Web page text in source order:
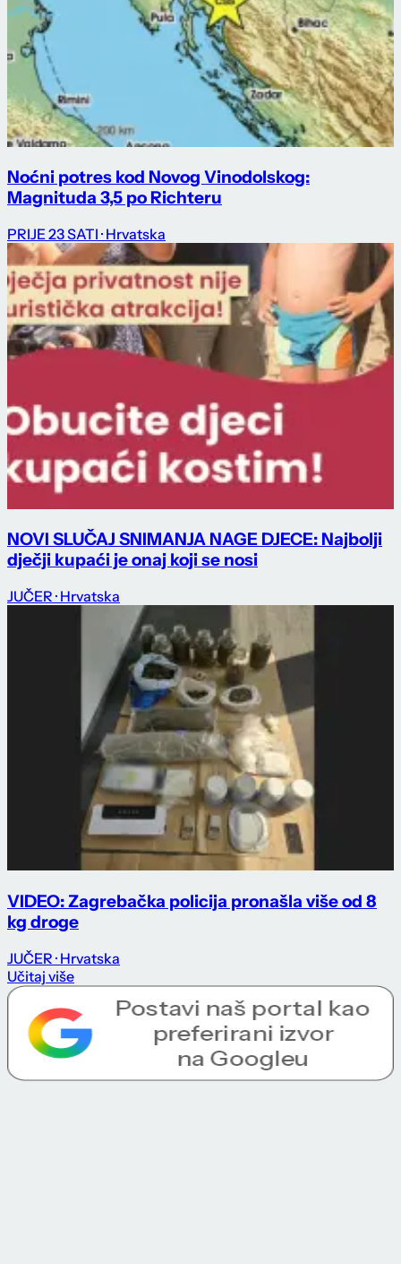
Noćni potres kod Novog Vinodolskog:
Magnituda 3,5 po Richteru
PRIJE 23 SATI · Hrvatska
NOVI SLUČAJ SNIMANJA NAGE DJECE: Najbolji
dječji kupaći je onaj koji se nosi
JUČER · Hrvatska
VIDEO: Zagrebačka policija pronašla više od 8
kg droge
JUČER · Hrvatska
Učitaj više